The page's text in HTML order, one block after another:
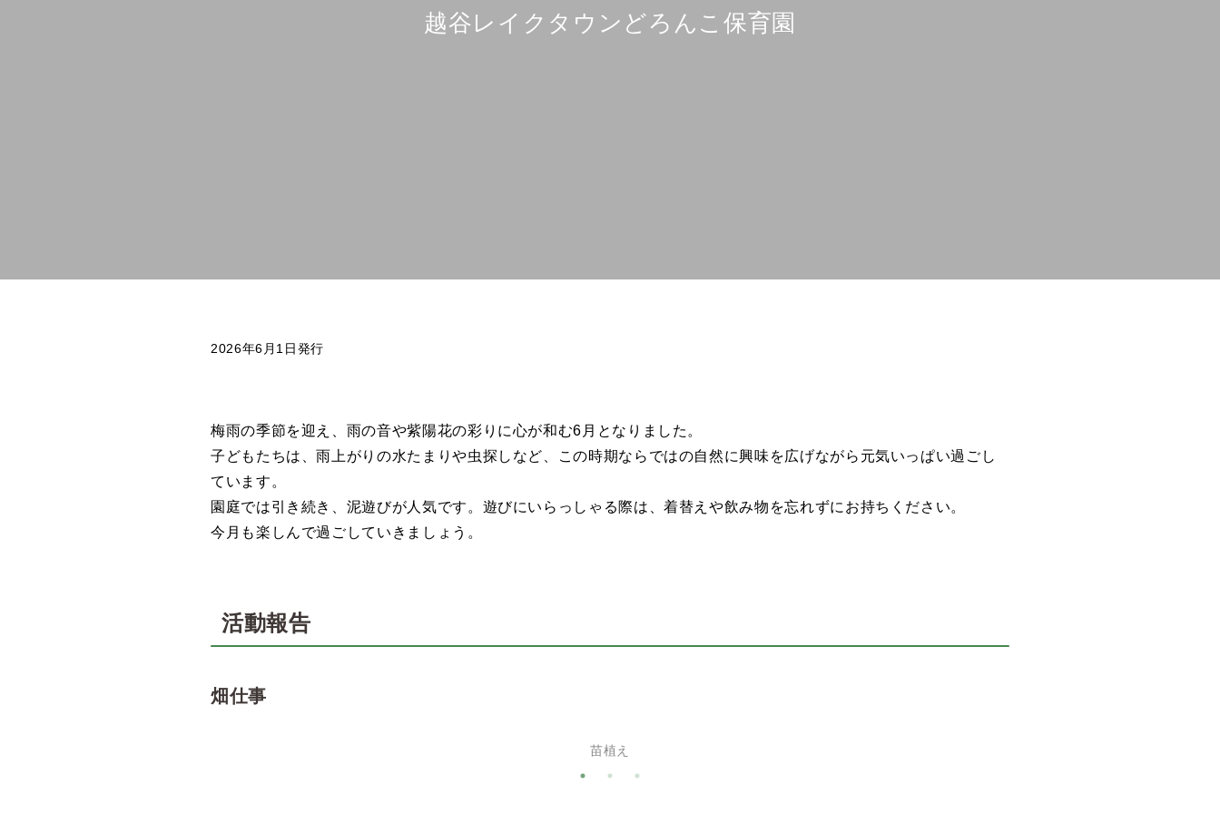
越谷レイクタウンどろんこ保育園
2026年6月1日発行
梅雨の季節を迎え、雨の音や紫陽花の彩りに心が和む6月となりました。
子どもたちは、雨上がりの水たまりや虫探しなど、この時期ならではの自然に興味を広げながら元気いっぱい過ごし
ています。
園庭では引き続き、泥遊びが人気です。遊びにいらっしゃる際は、着替えや飲み物を忘れずにお持ちください。
今月も楽しんで過ごしていきましょう。
活動報告
畑仕事
苗植え